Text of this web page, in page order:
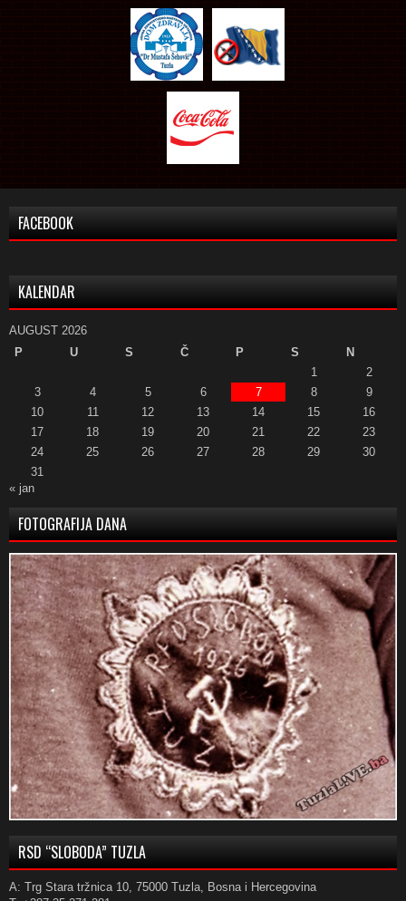
FACEBOOK
KALENDAR
AUGUST 2026
P
U S Č P S
N
1
2
3
4 5 6 7 8
9
10
11 12 13 14 15
16
17
18 19 20 21 22
23
24
25 26 27 28 29
30
31
« jan
FOTOGRAFIJA DANA
RSD “SLOBODA” TUZLA
A: Trg Stara tržnica 10, 75000 Tuzla, Bosna i Hercegovina